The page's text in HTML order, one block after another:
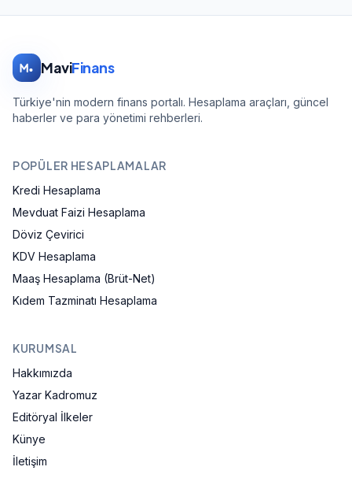
MaviFinans
Türkiye'nin modern finans portalı. Hesaplama araçları, güncel
haberler ve para yönetimi rehberleri.
POPÜLER HESAPLAMALAR
Kredi Hesaplama
Mevduat Faizi Hesaplama
Döviz Çevirici
KDV Hesaplama
Maaş Hesaplama (Brüt-Net)
Kıdem Tazminatı Hesaplama
KURUMSAL
Hakkımızda
Yazar Kadromuz
Editöryal İlkeler
Künye
İletişim